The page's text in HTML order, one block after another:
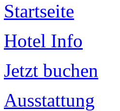
Startseite
Hotel Info
Jetzt buchen
Ausstattung